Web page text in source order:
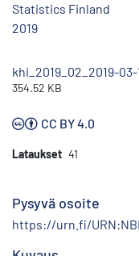
Statistics Finland
2019
khi_2019_02_2019-
354.52 KB
CC BY 4.0
Lataukset 41
Pysyvä osoite
https://urn.fi/